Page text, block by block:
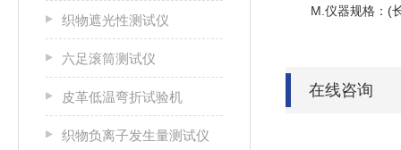
织物遮光性测试仪
六足滚筒测试仪
皮革低温弯折试验机
织物负离子发生量测试仪
M.仪器规格：(长
在线咨询